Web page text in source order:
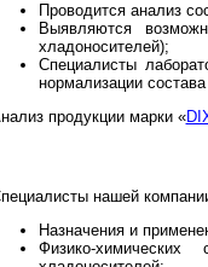
Проводится анализ
Выявляются
хладоносителей);
Специалисты
нормализации
продукции марки «
нашей
Назначения и
Физико-